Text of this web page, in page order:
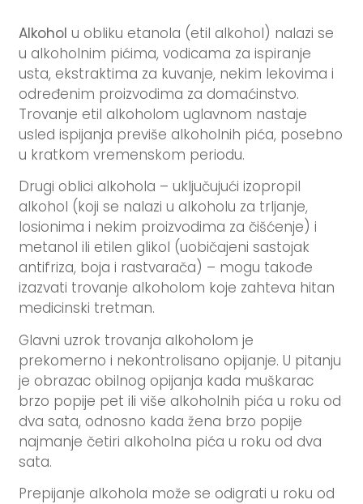
Alkohol u obliku etanola (etil alkohol) nalazi se
u alkoholnim pićima, vodicama za ispiranje
usta, ekstraktima za kuvanje, nekim lekovima i
određenim proizvodima za domaćinstvo.
Trovanje etil alkoholom uglavnom nastaje
usled ispijanja previše alkoholnih pića, posebno
u kratkom vremenskom periodu.
Drugi oblici alkohola – uključujući izopropil
alkohol (koji se nalazi u alkoholu za trljanje,
losionima i nekim proizvodima za čišćenje) i
metanol ili etilen glikol (uobičajeni sastojak
antifriza, boja i rastvarača) – mogu takođe
izazvati trovanje alkoholom koje zahteva hitan
medicinski tretman.
Glavni uzrok trovanja alkoholom je
prekomerno i nekontrolisano opijanje. U pitanju
je obrazac obilnog opijanja kada muškarac
brzo popije pet ili više alkoholnih pića u roku od
dva sata, odnosno kada žena brzo popije
najmanje četiri alkoholna pića u roku od dva
sata.
Prepijanje alkohola može se odigrati u roku od